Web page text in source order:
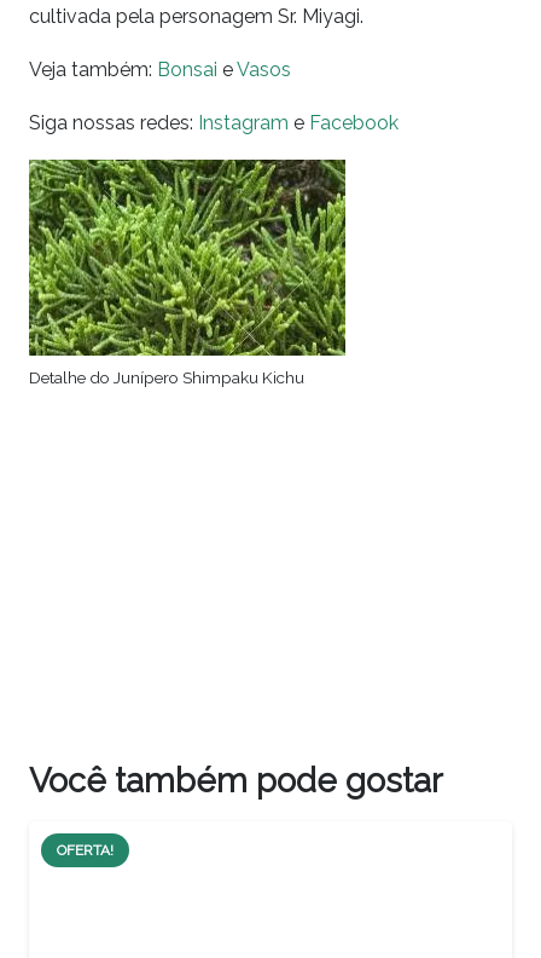
cultivada pela personagem Sr. Miyagi.
Veja também: Bonsai eVasos
Siga nossas redes: Instagram e Facebook
Detalhe do Junípero Shimpaku Kichu
Você também pode gostar
OFERTA!